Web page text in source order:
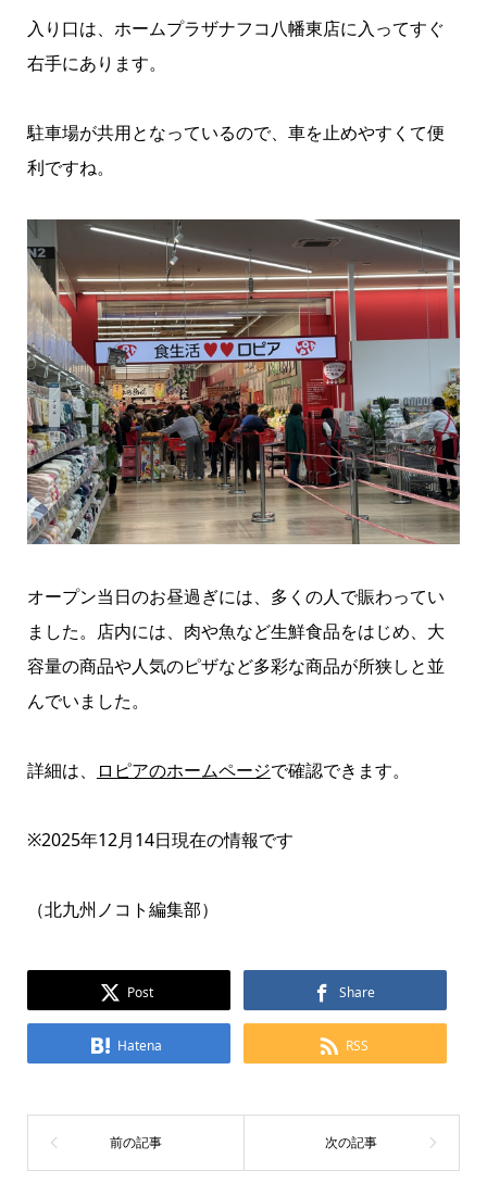
入り口は、ホームプラザナフコ八幡東店に入ってすぐ
右手にあります。
駐車場が共用となっているので、車を止めやすくて便
利ですね。
オープン当日のお昼過ぎには、多くの人で賑わってい
ました。店内には、肉や魚など生鮮食品をはじめ、大
容量の商品や人気のピザなど多彩な商品が所狭しと並
んでいました。
詳細は、 ロピアのホームページで確認できます。
※2025年12月14日現在の情報です
（北九州ノコト編集部）
Post Share
Hatena RSS